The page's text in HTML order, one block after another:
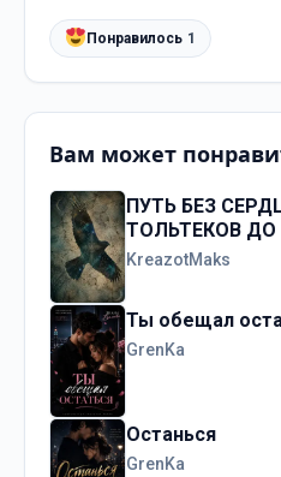
Понравилось 1
Вам может
ПУТЬ БЕЗ
ТОЛЬТЕКОВ
KreazotMaks
Ты обещал
GrenKa
Останься
GrenKa